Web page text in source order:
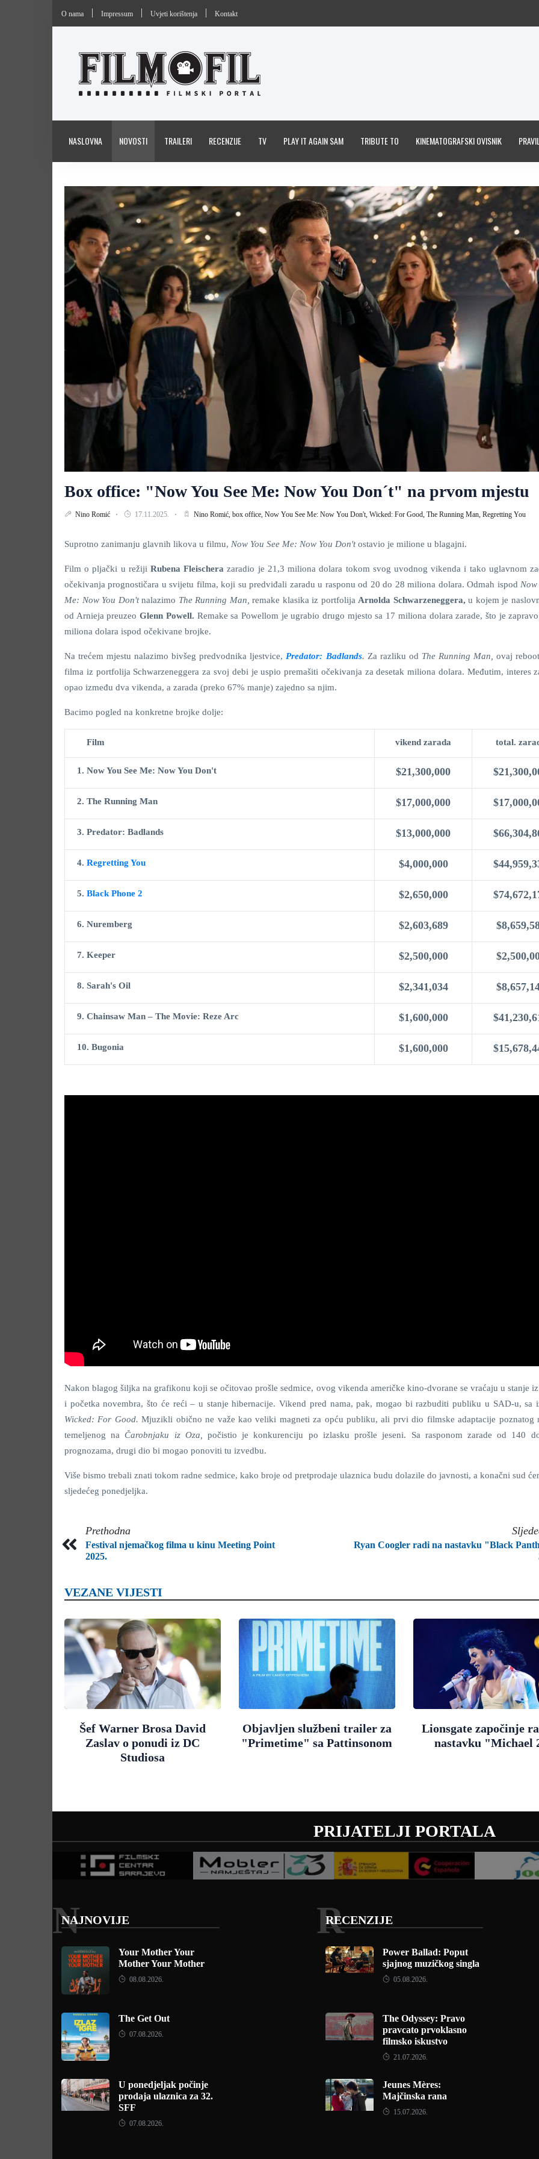
O nama Impressum Uvjeti korištenja Kontakt
NASLOVNA NOVOSTI TRAILERI RECENZIJE TV PLAY IT AGAIN SAM TRIBUTE TO KINEMATOGRAFSKI OVISNIK
Box office: "Now You See Me: Now You Don´t" na prvom mjestu
Nino Romić 17.11.2025. Nino Romić, box office, Now You See Me: Now You Don't, Wicked: For Good, The Running Man, Regretting You
Suprotno zanimanju glavnih likova u filmu, Now You See Me: Now You Don'tostavio je milione u blagajni.
Film o pljački u režijiRubena Fleischerazaradio je 21,3 miliona dolara tokom svog uvodnog vikenda i tako uglavnom
očekivanja prognostičara u svijetu filma, koji su predviđali zaradu u rasponu od 20 do 28 miliona dolara. Odmah ispod Now
Me: Now You Don'tnalazimo The Running Man, remake klasika iz portfolija Arnolda Schwarzeneggera, u kojem je
od Arnieja preuzeoGlenn Powell. Remake sa Powellom je ugrabio drugo mjesto sa 17 miliona dolara zarade, što je zapravo
miliona dolara ispod očekivane brojke.
Na trećem mjestu nalazimo bivšeg predvodnika ljestvice, Predator: Badlands. Za razliku od The Running Man, ovaj
filma iz portfolija Schwarzeneggera za svoj debi je uspio premašiti očekivanja za desetak miliona dolara. Međutim, interes
opao između dva vikenda, a zarada (preko 67% manje) zajedno sa njim.
Bacimo pogled na konkretne brojke dolje:
Film vikend zarada total.
1. Now You See Me: Now You Don't $21,300,000
2. The Running Man $17,000,000
3. Predator: Badlands $13,000,000
4. Regretting You $4,000,000
5. Black Phone 2 $2,650,000
6. Nuremberg $2,603,689
7. Keeper $2,500,000
8. Sarah's Oil $2,341,034
9. Chainsaw Man – The Movie: Reze Arc $1,600,000
10. Bugonia $1,600,000
Nakon blagog šiljka na grafikonu koji se očitovao prošle sedmice, ovog vikenda američke kino-dvorane se vraćaju u stanje
i početka novembra, što će reći – u stanje hibernacije. Vikend pred nama, pak, mogao bi razbuditi publiku u SAD-u, sa
Wicked: For Good.Mjuzikli obično ne važe kao veliki magneti za opću publiku, ali prvi dio filmske adaptacije poznatog
temeljenog naČarobnjaku iz Oza,počistio je konkurenciju po izlasku prošle jeseni. Sa rasponom zarade od 140
prognozama, drugi dio bi mogao ponoviti tu izvedbu.
Više bismo trebali znati tokom radne sedmice, kako broje od pretprodaje ulaznica budu dolazile do javnosti, a konačni sud
sljedećeg ponedjeljka.
Prethodna
Festival njemačkog filma u kinu Meeting Point
2025.
Ryan Coogler radi na nastavku "Black
VEZANE VIJESTI
Šef Warner Brosa David
Zaslav o ponudi iz DC
Studiosa
Objavljen službeni trailer za
"Primetime" sa Pattinsonom
Lionsgate započinje
nastavku "Michael
PRIJATELJI PORTALA
NAJNOVIJE
N
Your Mother Your
Mother Your Mother
08.08.2026.
The Get Out
07.08.2026.
U ponedjeljak počinje
prodaja ulaznica za 32.
SFF
07.08.2026.
RECENZIJE
R
Power Ballad: Poput
sjajnog muzičkog singla
05.08.2026.
The Odyssey: Pravo
pravcato prvoklasno
filmsko iskustvo
21.07.2026.
Jeunes Mères:
Majčinska rana
15.07.2026.